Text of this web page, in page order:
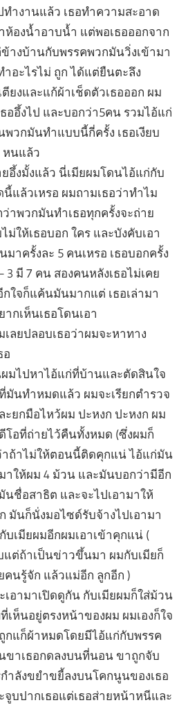
ำงานแล้ว เธอทำความสะอาด
ห้องน้ำอาบน้ำ แต่พอเธอออกจาก
ข้างบ้านกับพรรคพวกมันวิ่งเข้ามา
อะไรไม่ ถูก ได้แต่ยืนตะลึง
ยงและแก้ผ้าเช็ดตัวเธอออก ผม
อึ้งไป และบอกว่า5คน รวมไอ้แก่
วกมันทำแบบนี้กี่ครั้ง เธอเงียบ
หนแล้ว
อึ้งมั้งแล้ว นี่เมียผมโดนไอ้แก่กับ
แล้วเหรอ ผมถามเธอว่าทำไม
าพวกมันทำเธอทุกครั้งจะถ่าย
ม่ให้เธอบอก ใคร และบังคับเอา
าครั้งละ 5 คนเหรอ เธอบอกครั้ง
3 มี 7 คน สองคนหลังเธอไม่เคย
ใจก็แค้นมันมากแต่ เธอเล่ามา
กเห็นเธอโดนเอา
เลยปลอบเธอว่าผมจะหาทาง
อ
มไปหาไอ้แก่ที่บ้านและตัดสินใจ
มันทำหมดแล้ว ผมจะเรียกตำรวจ
ะยกมือไหว้ผม ปะหงก ปะหงก ผม
โอที่ถ่ายไว้คืนทั้งหมด (ซึ่งผมก็
ถ้าไม่ให้ตอนนี้ติดคุกแน่ ไอ้แก่มัน
าให้ผม 4 ม้วน และมันบอกว่ามีอีก
ชื่อสาธิต และจะไปเอามาให้
มันก็นั่งมอไซด์รับจ้างไปเอามา
บเมียผมอีกผมเอาเข้าคุกแน่ (
แต่ถ้าเป็นข่าวขึ้นมา ผมกับเมียก็
คนรู้จัก แล้วแม่อีก ลูกอีก )
อามาเปิดดูกัน กับเมียผมก็ใส่ม้วน
เห็นอยู่ตรงหน้าของผม ผมเองก็ใจ
กแก็ผ้าหมดโดยมีไอ้แก่กับพรรค
าเธอกดลงบนที่นอน ขาถูกจับ
ำลังขยำขยี้ลงบนโคกนูนของเธอ
บปากเธอแต่เธอส่ายหน้าหนีและ